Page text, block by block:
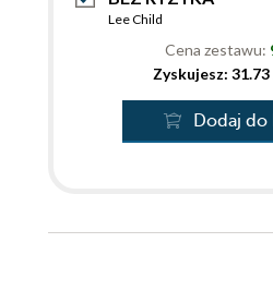
Lee Child
Cena zestawu:
Zyskujesz: 31.73
Dodaj do